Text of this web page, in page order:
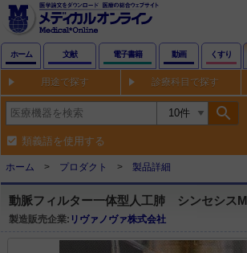
ホーム 文献 電子書籍 動画 くすり
用途で探す 診療科目で探す
search
類義語を使用する
ホーム プロダクト 製品詳細
動脈フィルター一体型人工肺 シンセシス
製造販売企業: リヴァノヴァ株式会社